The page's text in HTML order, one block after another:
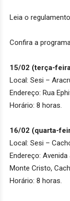
Leia o
Confira a
15/02 (terça-
Local: Sesi –
Endereço: Rua
Horário: 8 horas.
16/02 (quarta-
Local: Sesi –
Endereço:
Monte Cristo,
Horário: 8 horas.